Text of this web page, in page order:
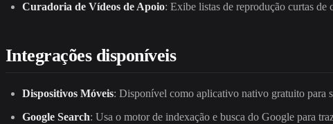
Curadoria de Vídeos de Apoio: Exibe listas de reprodução curtas de
Integrações disponíveis
Dispositivos Móveis: Disponível como aplicativo nativo gratuito para
Google Search: Usa o motor de indexação e busca do Google para